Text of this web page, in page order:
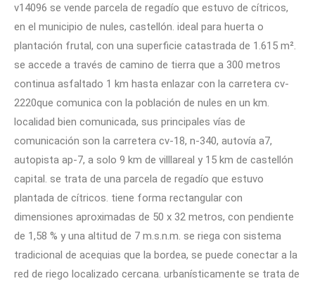
v14096 se vende parcela de regadío que estuvo de cítricos,
en el municipio de nules, castellón. ideal para huerta o
plantación frutal, con una superficie catastrada de 1.615 m².
se accede a través de camino de tierra que a 300 metros
continua asfaltado 1 km hasta enlazar con la carretera cv-
2220que comunica con la población de nules en un km.
localidad bien comunicada, sus principales vías de
comunicación son la carretera cv-18, n-340, autovía a7,
autopista ap-7, a solo 9 km de villlareal y 15 km de castellón
capital. se trata de una parcela de regadío que estuvo
plantada de cítricos. tiene forma rectangular con
dimensiones aproximadas de 50 x 32 metros, con pendiente
de 1,58 % y una altitud de 7 m.s.n.m. se riega con sistema
tradicional de acequias que la bordea, se puede conectar a la
red de riego localizado cercana. urbanísticamente se trata de